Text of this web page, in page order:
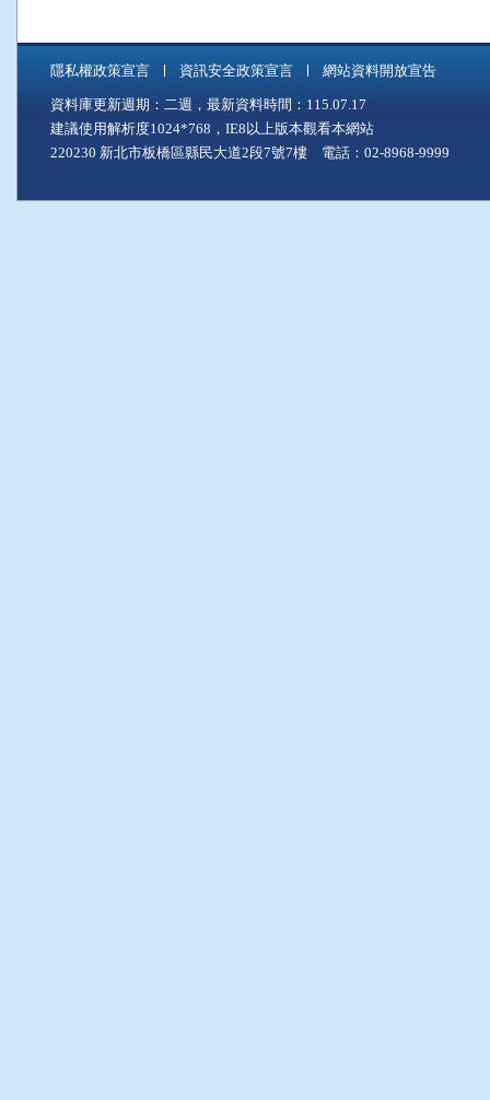
隱私權政策宣言 資訊安全政策宣言 網站資料開放宣告
資料庫更新週期：二週，最新資料時間：115.07.17
建議使用解析度1024*768，IE8以上版本觀看本網站
220230 新北市板橋區縣民大道2段7號7樓 電話：02-8968-9999